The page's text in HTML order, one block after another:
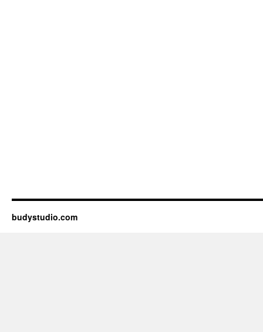
budystudio.com